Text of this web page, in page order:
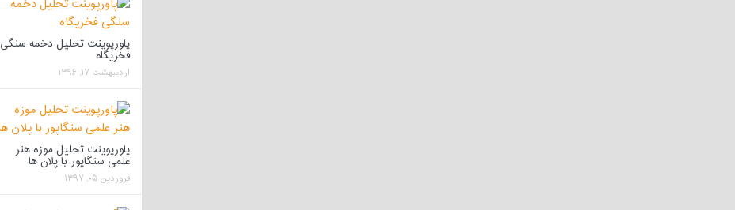
پاورپوینت تحلیل دخمه سنگی
فخریگاه
اردیبهشت ۱۷, ۱۳۹۶
پاورپوینت تحلیل موزه هنر
علمی سنگاپور با پلان ها
فروردین ۰۵, ۱۳۹۷